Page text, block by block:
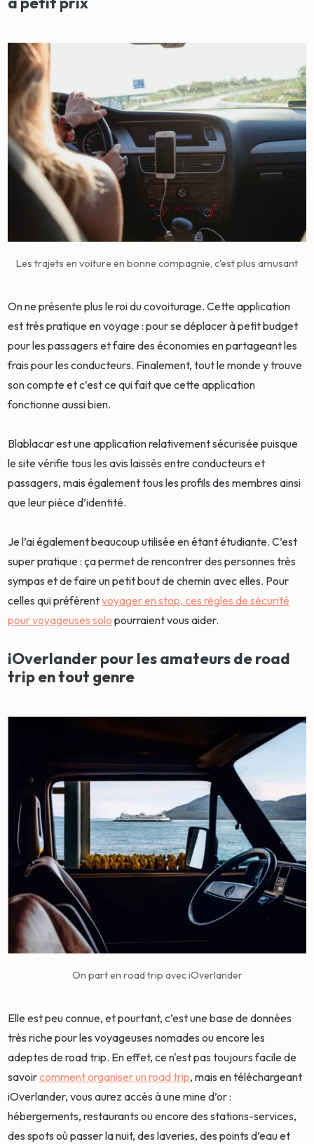
Les trajets en voiture en bonne compagnie, c'est plus amusant
On ne présente plus le roi du covoiturage. Cette application
est très pratique en voyage : pour se déplacer à petit budget
pour les passagers et faire des économies en partageant les
frais pour les conducteurs. Finalement, tout le monde y trouve
son compte et c’est ce qui fait que cette application
fonctionne aussi bien.
Blablacar est une application relativement sécurisée puisque
le site vérifie tous les avis laissés entre conducteurs et
passagers, mais également tous les profils des membres ainsi
que leur pièce d’identité.
Je l’ai également beaucoup utilisée en étant étudiante. C’est
super pratique : ça permet de rencontrer des personnes très
sympas et de faire un petit bout de chemin avec elles. Pour
celles qui préfèrentvoyager en stop, ces règles de sécurité
pour voyageuses solo pourraient vous aider.
iOverlander pour les amateurs de road
trip en tout genre
On part en road trip avec iOverlander
Elle est peu connue, et pourtant, c’est une base de données
très riche pour les voyageuses nomades ou encore les
adeptes de road trip. En effet, ce n'est pas toujours facile de
savoircomment organiser un road trip, mais en téléchargeant
iOverlander, vous aurez accès à une mine d’or :
hébergements, restaurants ou encore des stations-services,
des spots où passer la nuit, des laveries, des points d’eau et